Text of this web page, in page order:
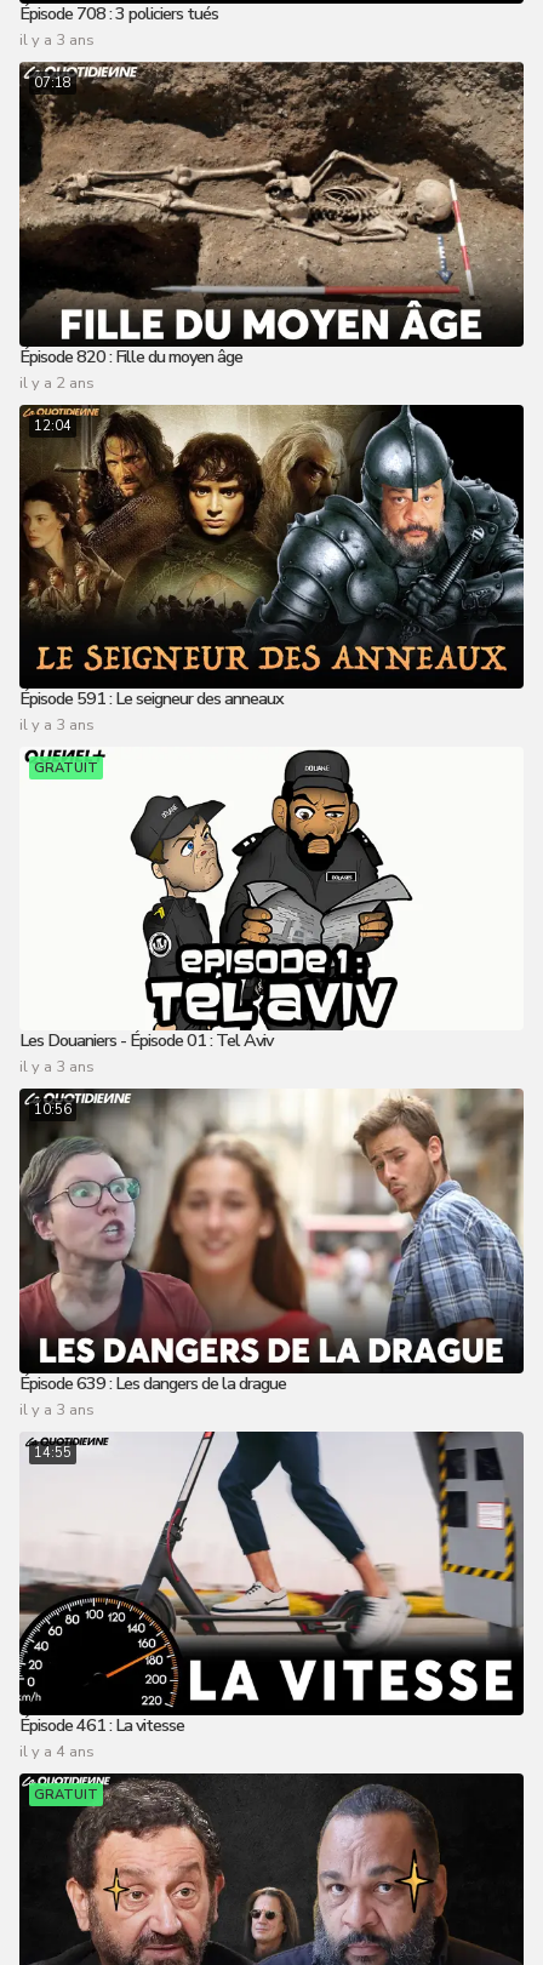
Épisode 708 : 3 policiers tués
il y a 3 ans
07:18
Épisode 820 : Fille du moyen âge
il y a 2 ans
12:04
Épisode 591 : Le seigneur des anneaux
il y a 3 ans
GRATUIT
Les Douaniers - Épisode 01 : Tel Aviv
il y a 3 ans
10:56
Épisode 639 : Les dangers de la drague
il y a 3 ans
14:55
Épisode 461 : La vitesse
il y a 4 ans
GRATUIT